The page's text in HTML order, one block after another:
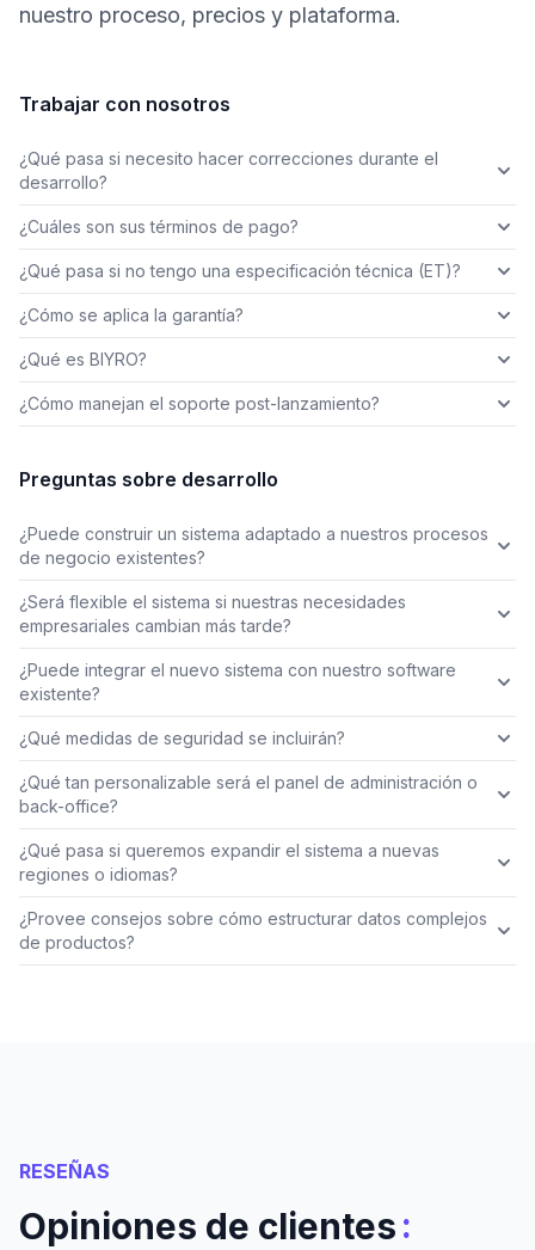
nuestro proceso, precios y plataforma.
Trabajar con nosotros
¿Qué pasa si necesito hacer correcciones durante el
desarrollo?
¿Cuáles son sus términos de pago?
¿Qué pasa si no tengo una especificación técnica (ET)?
¿Cómo se aplica la garantía?
¿Qué es BIYRO?
¿Cómo manejan el soporte post-lanzamiento?
Preguntas sobre desarrollo
¿Puede construir un sistema adaptado a nuestros procesos
de negocio existentes?
¿Será flexible el sistema si nuestras necesidades
empresariales cambian más tarde?
¿Puede integrar el nuevo sistema con nuestro software
existente?
¿Qué medidas de seguridad se incluirán?
¿Qué tan personalizable será el panel de administración o
back-office?
¿Qué pasa si queremos expandir el sistema a nuevas
regiones o idiomas?
¿Provee consejos sobre cómo estructurar datos complejos
de productos?
RESEÑAS
Opiniones de clientes: